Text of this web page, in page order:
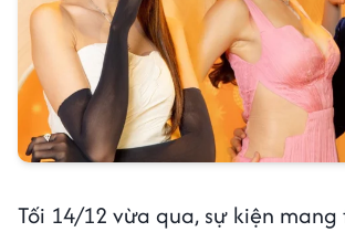
Tối 14/12 vừa qua, sự kiện mang